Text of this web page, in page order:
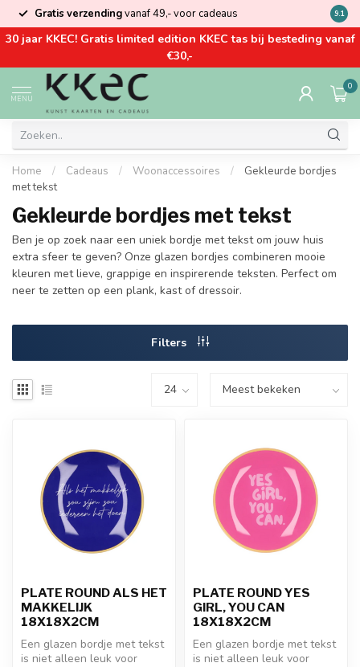
Gratis verzendingvanaf 49,- voor cadeaus Kom
9.1
30 jaar KKEC! Gratis limited edition KKEC tas bij besteding vanaf
€30,-
MENU
0
Home / Cadeaus / Woonaccessoires /
Gekleurde bordjes
met tekst
Gekleurde bordjes met tekst
Ben je op zoek naar een uniek bordje met tekst om jouw huis
extra sfeer te geven? Onze glazen bordjes combineren mooie
kleuren met lieve, grappige en inspirerende teksten. Perfect om
neer te zetten op een plank, kast of dressoir.
Filters
PLATE ROUND ALS HET
MAKKELIJK
18X18X2CM
Een glazen bordje met tekst
is niet alleen leuk voor
PLATE ROUND YES
GIRL, YOU CAN
18X18X2CM
Een glazen bordje met tekst
is niet alleen leuk voor